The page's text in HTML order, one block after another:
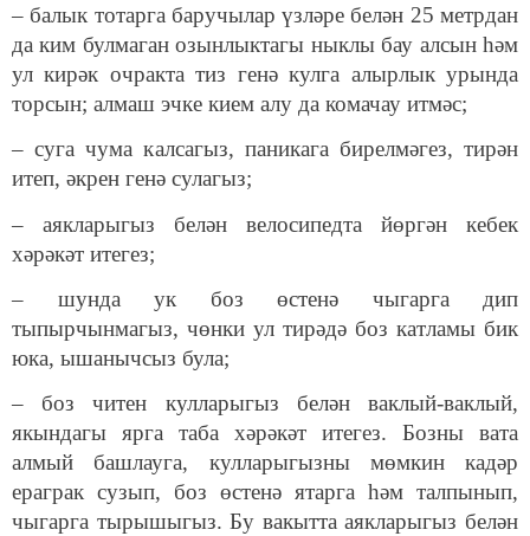
– балык тотарга баручылар үзләре белән 25 метрдан
да ким булмаган озынлыктагы ныклы бау алсын һәм
ул кирәк очракта тиз генә кулга алырлык урында
торсын; алмаш эчке кием алу да комачау итмәс;
– суга чума калсагыз, паникага бирелмәгез, тирән
итеп, әкрен генә сулагыз;
– аякларыгыз белән велосипедта йөргән кебек
хәрәкәт итегез;
– шунда ук боз өстенә чыгарга дип
тыпырчынмагыз, чөнки ул тирәдә боз катламы бик
юка, ышанычсыз була;
– боз читен кулларыгыз белән ваклый-ваклый,
якындагы ярга таба хәрәкәт итегез. Бозны вата
алмый башлауга, кулларыгызны мөмкин кадәр
ераграк сузып, боз өстенә ятарга һәм талпынып,
чыгарга тырышыгыз. Бу вакытта аякларыгыз белән